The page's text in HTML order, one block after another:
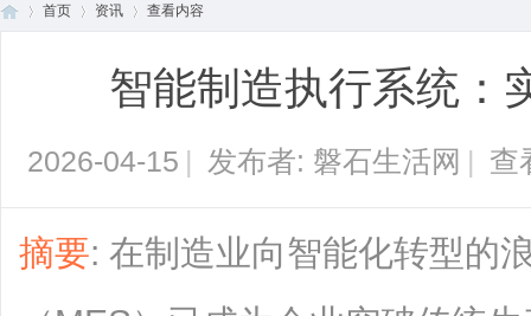
首页 资讯 查看内容
智能制造执行系统：
2026-04-15 | 发布者: 磐石生活网 | 查
摘要: 在制造业向智能化转型的